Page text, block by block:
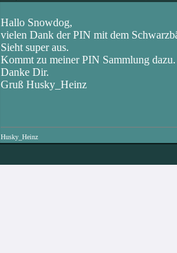
Hallo Snowdog,
vielen Dank der PIN mit dem
Sieht super aus.
Kommt zu meiner PIN Sammlung dazu.
Danke Dir.
Gruß Husky_Heinz
Husky_Heinz